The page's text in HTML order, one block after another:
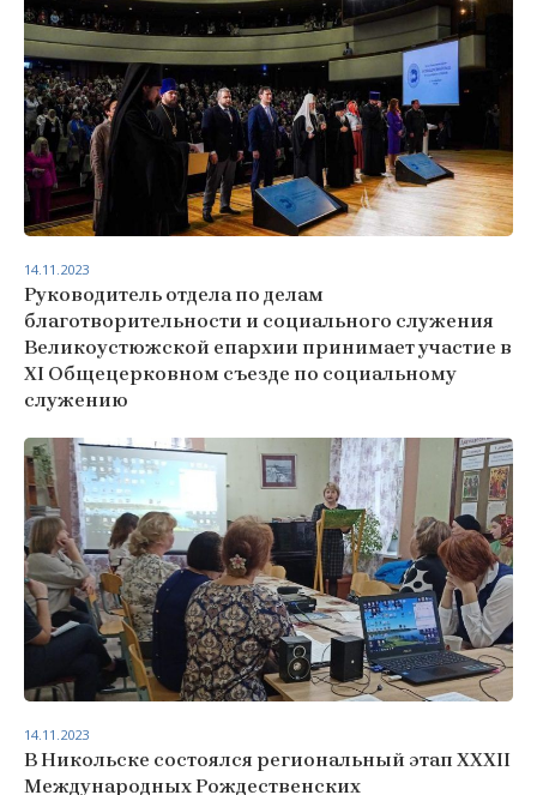
Руководитель отдела по делам
благотворительности и социального служения
Великоустюжской епархии принимает участие в
XI Общецерковном съезде по социальному
служению
14.11.2023
В Никольске состоялся региональный этап XXXII
Международных Рождественских
14.11.2023